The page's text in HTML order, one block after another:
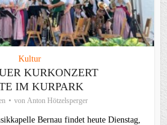
Kultur
KURKONZERT
IM KURPARK
von Anton Hötzelsperger
Bernau findet heute Dienstag,